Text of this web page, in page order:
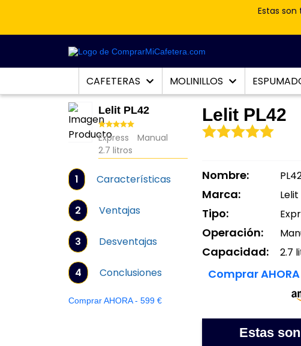
Estas son
CAFETERAS MOLINILLOS
Lelit PL42
Express
Manual
2.7 litros
1 Características
2 Ventajas
3 Desventajas
4 Conclusiones
Comprar AHORA - 599 €
Lelit PL42
Nombre:
Marca: Lelit
Tipo:
Operación:
Capacidad: 2.7
Comprar
Estas